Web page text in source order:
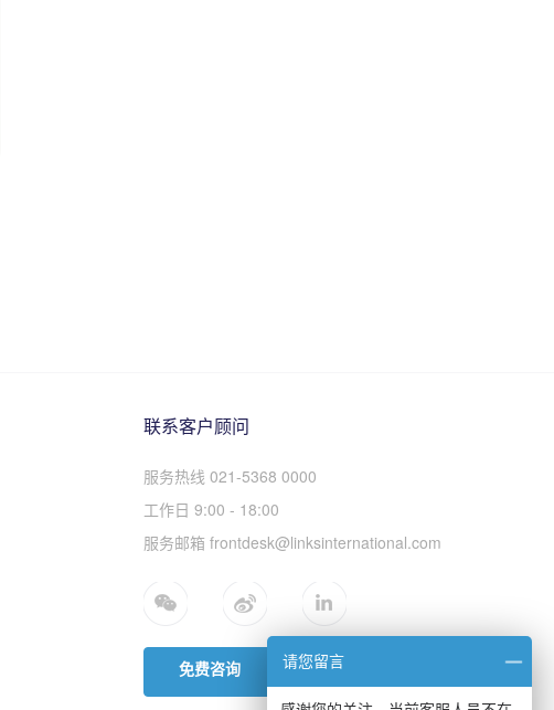
联系客户顾问
服务热线 021-5368 0000
工作日 9:00 - 18:00
服务邮箱 frontdesk@linksinternational.com
免费咨询 请您留言